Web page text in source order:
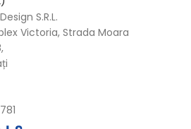
S.R.L.
Victoria, Strada Moara